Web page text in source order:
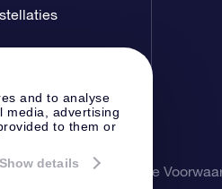
and to analyse
media, advertising
to them or
Show details
Algemene